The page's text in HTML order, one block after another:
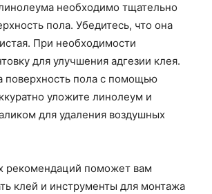
необходимо тщательно
пола. Убедитесь, что она
При необходимости
для улучшения адгезии клея.
поверхность пола с помощью
уложите линолеум и
для удаления воздушных
рекомендаций поможет вам
клей и инструменты для монтажа